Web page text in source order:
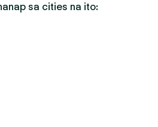
sa cities na ito: